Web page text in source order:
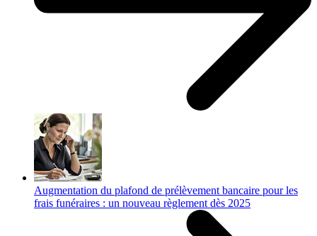
Augmentation du plafond de prélèvement bancaire pour les
frais funéraires : un nouveau règlement dès 2025